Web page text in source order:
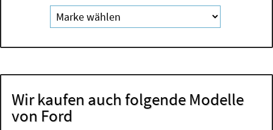
Wir kaufen auch folgende Modelle
von Ford